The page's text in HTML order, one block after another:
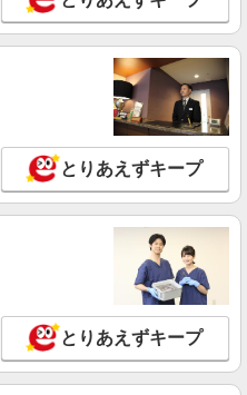
とりあえずキープ
とりあえずキープ